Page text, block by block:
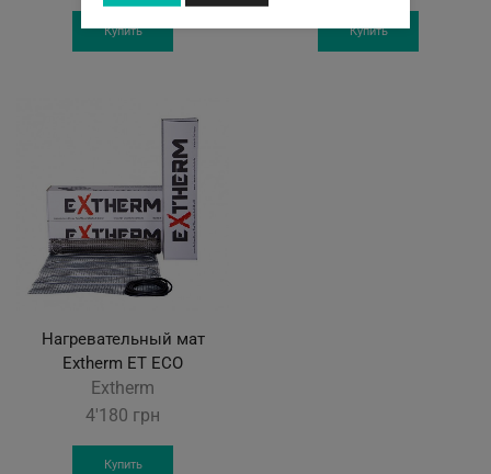
Купить Купить
Нагревательный мат
Extherm ET ECO
Extherm
4'180 грн
Купить